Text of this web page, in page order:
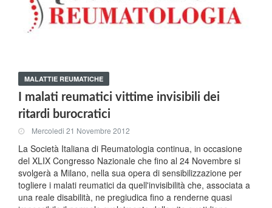
MALATTIE REUMATICHE
I malati reumatici vittime invisibili dei
ritardi burocratici
Mercoledi 21 Novembre 2012
La Società Italiana di Reumatologia continua, in occasione
del XLIX Congresso Nazionale che fino al 24 Novembre si
svolgerà a Milano, nella sua opera di sensibilizzazione per
togliere i malati reumatici da quell'invisibilità che, associata a
una reale disabilità, ne pregiudica fino a renderne quasi